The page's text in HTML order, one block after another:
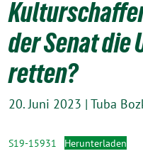
der Senat die
retten?
20. Juni 2023 | Tuba
S19-15931 Herunterladen